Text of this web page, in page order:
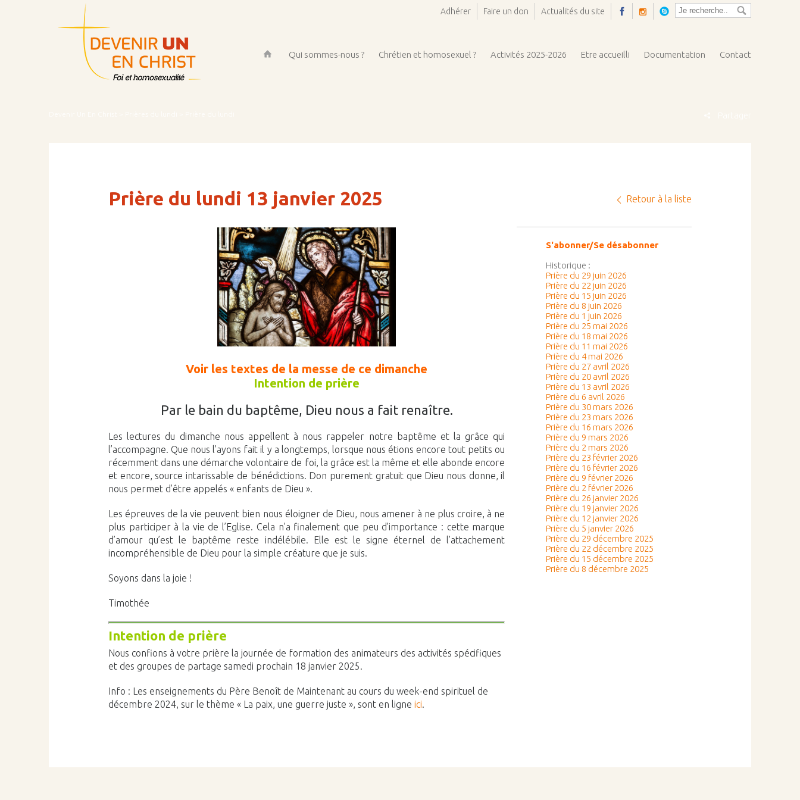
Adhérer Faire un don
Actualités du site
up
Qui sommes-nous ? Chrétien et homosexuel ? Activités 2025-2026 Etre accueilli Documentation Contact
Prière du lundi 13 janvier 2025
Voir les textes de la messe de ce dimanche
Intention de prière
Par le bain du baptême, Dieu nous a fait renaître.
Les lectures du dimanche nous appellent à nous rappeler notre baptême et la grâce qui
l’accompagne. Que nous l’ayons fait il y a longtemps, lorsque nous étions encore tout petits ou
récemment dans une démarche volontaire de foi, la grâce est la même et elle abonde encore
et encore, source intarissable de bénédictions. Don purement gratuit que Dieu nous donne, il
nous permet d’être appelés « enfants de Dieu ».
Les épreuves de la vie peuvent bien nous éloigner de Dieu, nous amener à ne plus croire, à ne
plus participer à la vie de l’Eglise. Cela n’a finalement que peu d’importance : cette marque
d’amour qu’est le baptême reste indélébile. Elle est le signe éternel de l’attachement
incompréhensible de Dieu pour la simple créature que je suis.
Soyons dans la joie !
Timothée
Intention de prière
Nous confions à votre prière la journée de formation des animateurs des activités spécifiques
et des groupes de partage samedi prochain 18 janvier 2025.
Info : Les enseignements du Père Benoît de Maintenant au cours du week-end spirituel de
décembre 2024, sur le thème « La paix, une guerre juste », sont en ligne ici.
S'abonner/Se désabonner
Retour à la liste
Historique :
Prière du 29 juin 2026
Prière du 22 juin 2026
Prière du 15 juin 2026
Prière du 8 juin 2026
Prière du 1 juin 2026
Prière du 25 mai 2026
Prière du 18 mai 2026
Prière du 11 mai 2026
Prière du 4 mai 2026
Prière du 27 avril 2026
Prière du 20 avril 2026
Prière du 13 avril 2026
Prière du 6 avril 2026
Prière du 30 mars 2026
Prière du 23 mars 2026
Prière du 16 mars 2026
Prière du 9 mars 2026
Prière du 2 mars 2026
Prière du 23 février 2026
Prière du 16 février 2026
Prière du 9 février 2026
Prière du 2 février 2026
Prière du 26 janvier 2026
Prière du 19 janvier 2026
Prière du 12 janvier 2026
Prière du 5 janvier 2026
Prière du 29 décembre 2025
Prière du 22 décembre 2025
Prière du 15 décembre 2025
Prière du 8 décembre 2025